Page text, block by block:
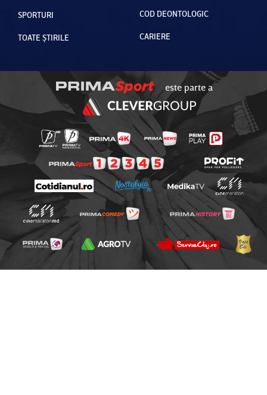
SPORTURI
TOATE ȘTIRILE
COD DEONTOLOGIC
CARIERE
este parte a